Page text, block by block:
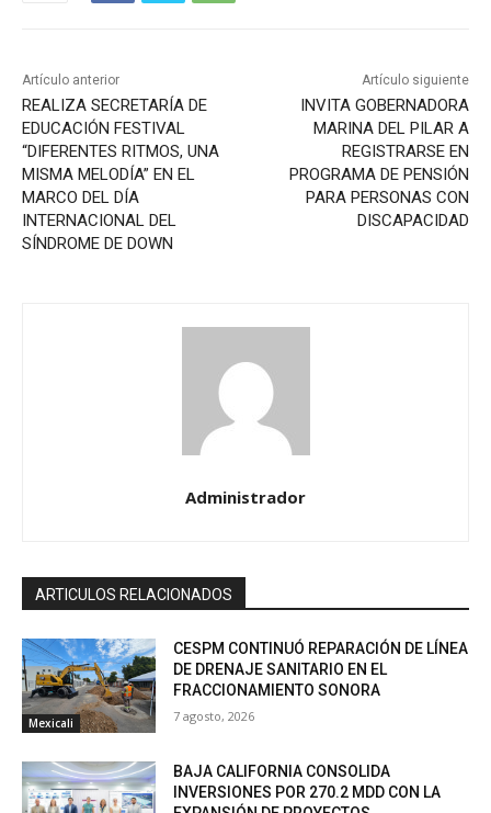
Artículo anterior
REALIZA SECRETARÍA DE
EDUCACIÓN FESTIVAL
“DIFERENTES RITMOS, UNA
MISMA MELODÍA” EN EL
MARCO DEL DÍA
INTERNACIONAL DEL
SÍNDROME DE DOWN
Artículo siguiente
INVITA GOBERNADORA
MARINA DEL PILAR A
REGISTRARSE EN
PROGRAMA DE PENSIÓN
PARA PERSONAS CON
DISCAPACIDAD
Administrador
ARTICULOS RELACIONADOS
Mexicali
CESPM CONTINUÓ REPARACIÓN DE LÍNEA
DE DRENAJE SANITARIO EN EL
FRACCIONAMIENTO SONORA
7 agosto, 2026
BAJA CALIFORNIA CONSOLIDA
INVERSIONES POR 270.2 MDD CON LA